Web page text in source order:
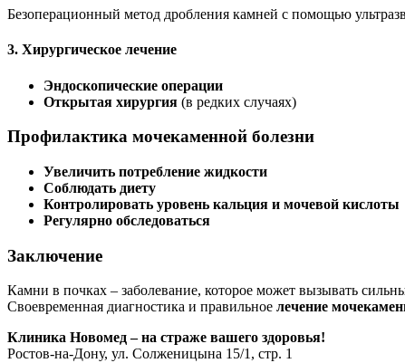
Безоперационный метод дробления камней с помощью
3. Хирургическое лечение
Эндоскопические операции
Открытая хирургия (в редких случаях)
Профилактика мочекаменной болезни
Увеличить потребление жидкости
Соблюдать диету
Контролировать уровень кальция и мочевой кислоты
Регулярно обследоваться
Заключение
Камни в почках – заболевание, которое может вызывать
Своевременная диагностика и правильное лечение
Клиника Новомед – на страже вашего здоровья!
Ростов-на-Дону, ул. Солженицына 15/1, стр. 1